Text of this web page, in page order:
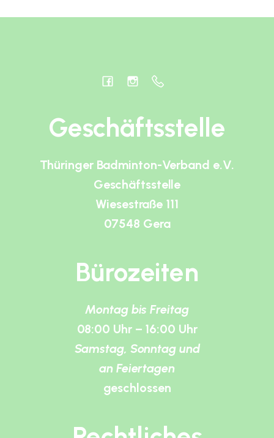
Geschäftsstelle
Thüringer Badminton-Verband e.V.
Geschäftsstelle
Wiesestraße 111
07548 Gera
Bürozeiten
Montag bis Freitag
08:00 Uhr – 16:00 Uhr
Samstag, Sonntag und
an Feiertagen
geschlossen